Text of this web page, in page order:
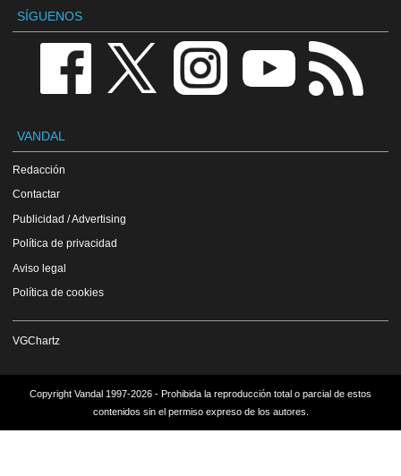
SÍGUENOS
VANDAL
Redacción
Contactar
Publicidad / Advertising
Política de privacidad
Aviso legal
Política de cookies
VGChartz
Copyright Vandal 1997-2026 - Prohibida la reproducción total o parcial de estos
contenidos sin el permiso expreso de los autores.